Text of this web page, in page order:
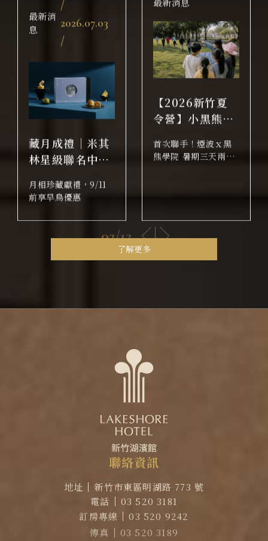
最新消
息
/
2026.07.03
/
藏月成禮｜米其
林星級聯名中秋
月相珍藏獻禮，9/11
前享早鳥優惠
【2026新竹夏
令營】小黑熊安
首次聯手！煙波ｘ黑
熊學院 暑期三天兩夜
課，孩子更需要透過
親身體驗學習觀察、
/
了解更多
聯絡資訊
地址
新竹市東區明湖路 773 號
電話
03 520 3181
訂房專線
03 520 9242
傳真
03 520 3189